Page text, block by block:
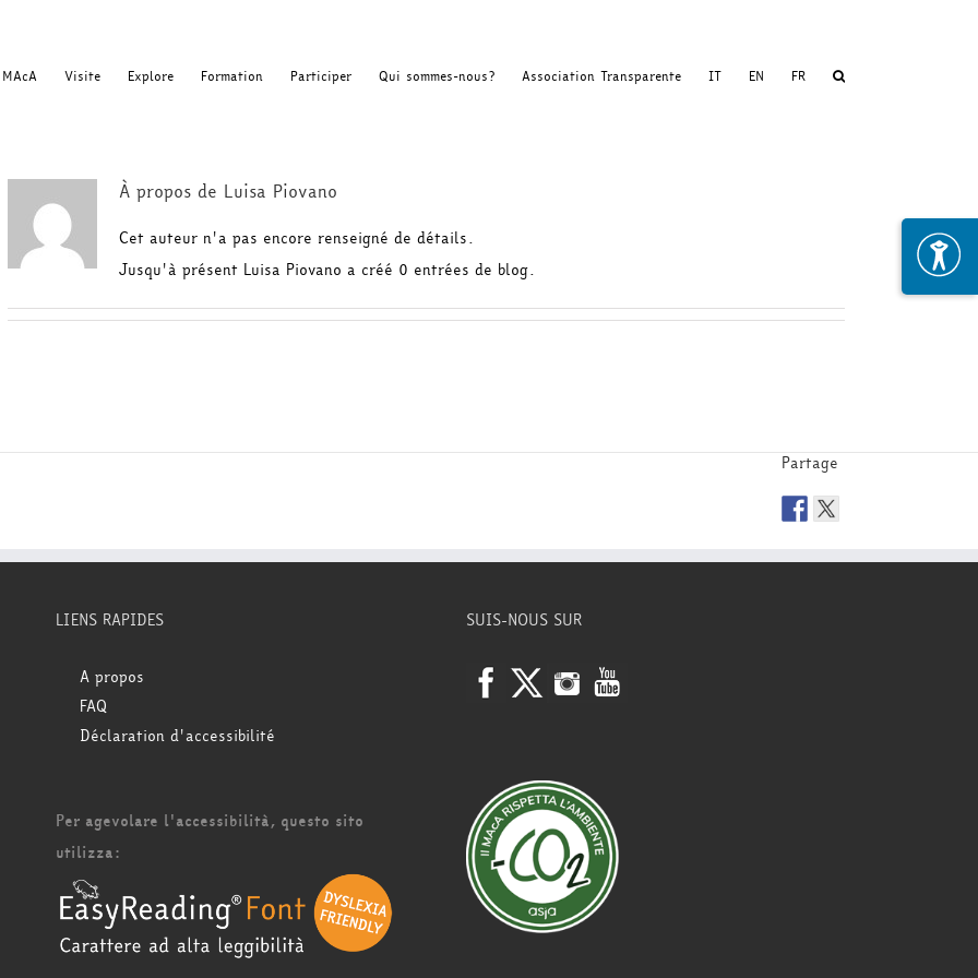
MAcA Visite Explore Formation Participer Qui sommes-nous? Association Transparente IT EN FR
À propos de Luisa Piovano
Cet auteur n'a pas encore renseigné de détails.
Jusqu'à présent Luisa Piovano a créé 0 entrées de blog.
Partage
LIENS RAPIDES
A propos
FAQ
Déclaration d'accessibilité
Per agevolare l'accessibilità, questo sito
utilizza:
SUIS-NOUS SUR